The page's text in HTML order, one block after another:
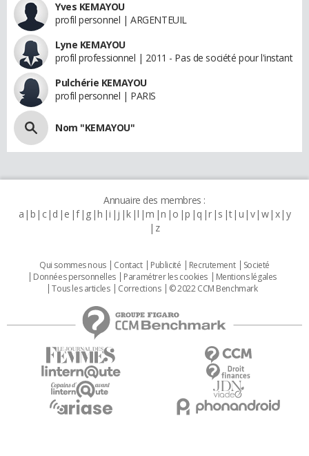
Yves KEMAYOU
profil personnel | ARGENTEUIL
Lyne KEMAYOU
profil professionnel | 2011 - Pas de société pour l'instant
Pulchérie KEMAYOU
profil personnel | PARIS
Nom "KEMAYOU"
Annuaire des membres :
a b c d e f g h i j k l m n o p q r s t u v w x y
z
Qui sommes nous Contact Publicité Recrutement
Societé
Données personnelles
Paramétrer les cookies
Mentions légales
Tous les articles
Corrections © 2022 CCM Benchmark